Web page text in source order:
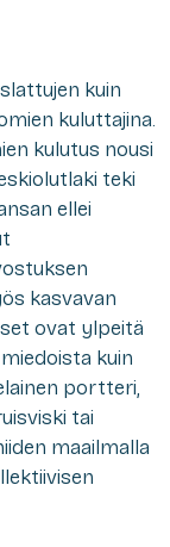
kuin
kuluttajina.
kulutus nousi
teki
ellei
kasvavan
ovat ylpeitä
kuin
portteri,
tai
maailmalla